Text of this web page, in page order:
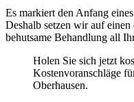
Es markiert den Anfang
Deshalb setzen wir auf
behutsame Behandlung all
Holen Sie sich jetzt
Kostenvoranschläge
Oberhausen.